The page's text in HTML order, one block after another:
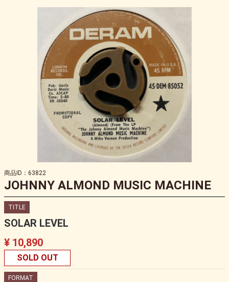
商品ID：63822
JOHNNY ALMOND MUSIC MACHINE
TITLE
SOLAR LEVEL
¥ 10,890
SOLD OUT
FORMAT